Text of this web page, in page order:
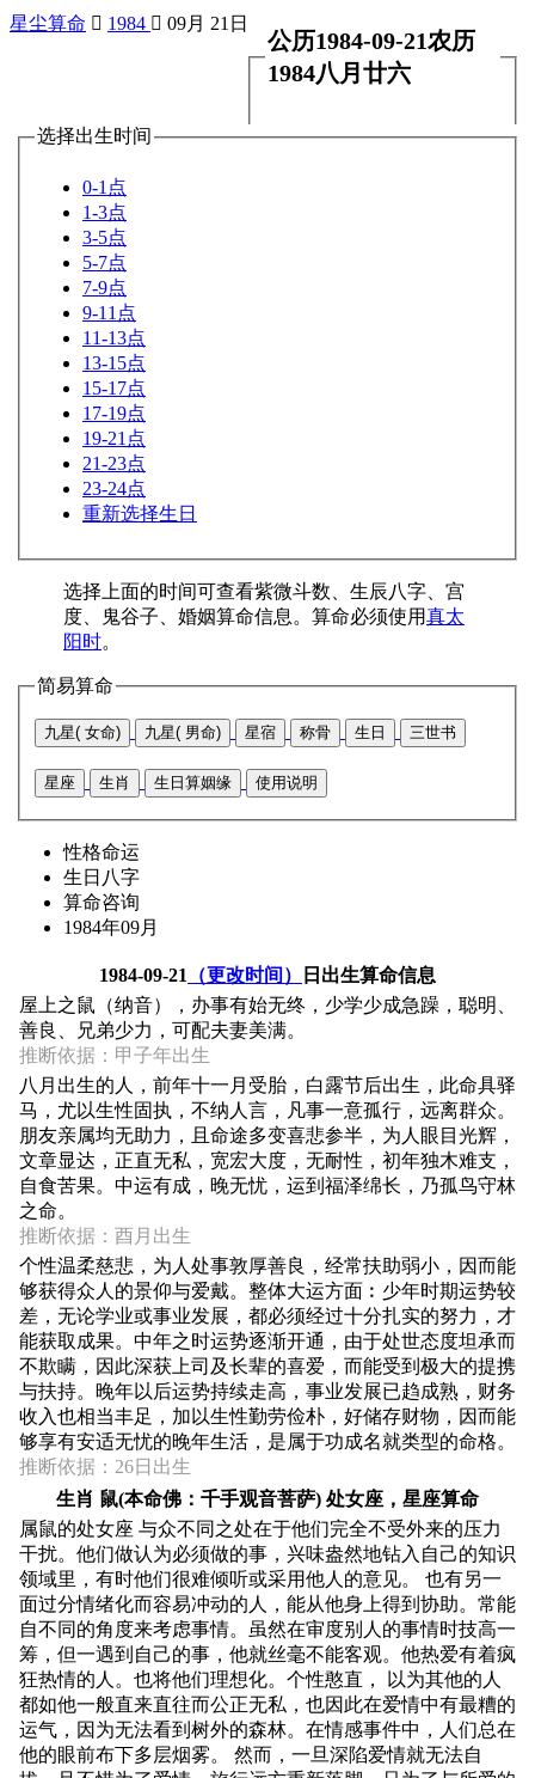
星尘算命  1984  09月 21日
公历1984-09-21农历
1984八月廿六
选择出生时间
0-1点
1-3点
3-5点
5-7点
7-9点
9-11点
11-13点
13-15点
15-17点
17-19点
19-21点
21-23点
23-24点
重新选择生日
选择上面的时间可查看紫微斗数、生辰八字、宫
度、鬼谷子、婚姻算命信息。算命必须使用真太
阳时。
简易算命
九星( 女命) 九星( 男命) 星宿 称骨 生日 三世书
星座 生肖 生日算姻缘 使用说明
性格命运
生日八字
算命咨询
1984年09月
1984-09-21 （更改时间）
日出生算命信息
屋上之鼠（纳音），办事有始无终，少学少成急躁，聪明、
善良、兄弟少力，可配夫妻美满。
推断依据：甲子年出生
八月出生的人，前年十一月受胎，白露节后出生，此命具驿
马，尤以生性固执，不纳人言，凡事一意孤行，远离群众。
朋友亲属均无助力，且命途多变喜悲参半，为人眼目光辉，
文章显达，正直无私，宽宏大度，无耐性，初年独木难支，
自食苦果。中运有成，晚无忧，运到福泽绵长，乃孤鸟守林
之命。
推断依据：酉月出生
个性温柔慈悲，为人处事敦厚善良，经常扶助弱小，因而能
够获得众人的景仰与爱戴。整体大运方面︰少年时期运势较
差，无论学业或事业发展，都必须经过十分扎实的努力，才
能获取成果。中年之时运势逐渐开通，由于处世态度坦承而
不欺瞒，因此深获上司及长辈的喜爱，而能受到极大的提携
与扶持。晚年以后运势持续走高，事业发展已趋成熟，财务
收入也相当丰足，加以生性勤劳俭朴，好储存财物，因而能
够享有安适无忧的晚年生活，是属于功成名就类型的命格。
推断依据：26日出生
生肖 鼠(本命佛：千手观音菩萨) 处女座，星座算命
属鼠的处女座 与众不同之处在于他们完全不受外来的压力
干扰。他们做认为必须做的事，兴味盎然地钻入自己的知识
领域里，有时他们很难倾听或采用他人的意见。 也有另一
面过分情绪化而容易冲动的人，能从他身上得到协助。常能
自不同的角度来考虑事情。虽然在审度别人的事情时技高一
筹，但一遇到自己的事，他就丝毫不能客观。他热爱有着疯
狂热情的人。也将他们理想化。个性憨直， 以为其他的人
都如他一般直来直往而公正无私，也因此在爱情中有最糟的
运气，因为无法看到树外的森林。在情感事件中，人们总在
他的眼前布下多层烟雾。 然而，一旦深陷爱情就无法自